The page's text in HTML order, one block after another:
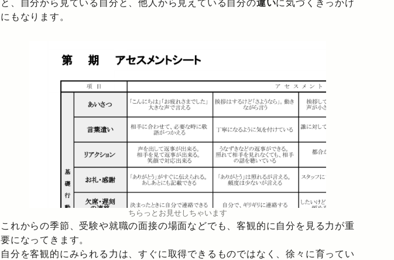
にもなります。
ちらっとお見せしちゃいます
これからの季節、受験や就職の面接の場面などでも、客観的に自分を見る力が重
要になってきます。
自分を客観的にみられる力は、すぐに取得できるものではなく、徐々に育ってい